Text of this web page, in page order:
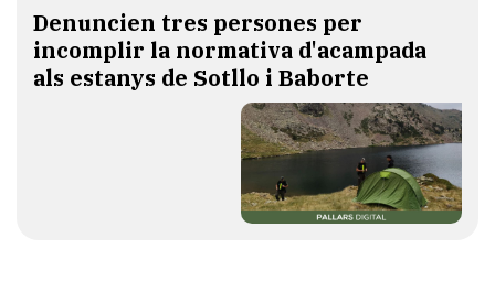
Denuncien tres persones per
incomplir la normativa d'acampada
als estanys de Sotllo i Baborte